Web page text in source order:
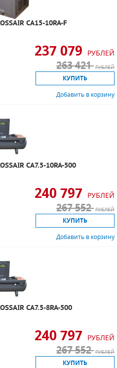
CA15-10RA-F
237 079 РУБЛЕЙ
263 421 РУБЛЕЙ
КУПИТЬ
Добавить в корзину
CA7.5-10RA-500
240 797 РУБЛЕЙ
267 552 РУБЛЕЙ
КУПИТЬ
Добавить в корзину
CA7.5-8RA-500
240 797 РУБЛЕЙ
267 552 РУБЛЕЙ
КУПИТЬ